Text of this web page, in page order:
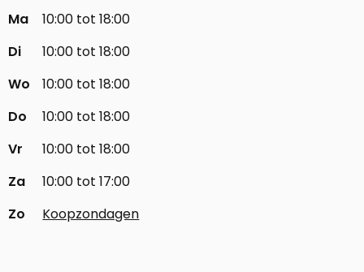
Ma
10:00 tot 18:00
Di
10:00 tot 18:00
Wo
10:00 tot 18:00
Do
10:00 tot 18:00
Vr
10:00 tot 18:00
Za
10:00 tot 17:00
Zo
Koopzondagen